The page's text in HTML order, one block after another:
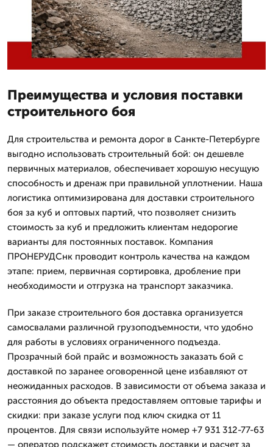
Преимущества и условия поставки
строительного боя
Для строительства и ремонта дорог в Санкте-Петербурге
выгодно использовать строительный бой: он дешевле
первичных материалов, обеспечивает хорошую несущую
способность и дренаж при правильной уплотнении. Наша
логистика оптимизирована для доставки строительного
боя за куб и оптовых партий, что позволяет снизить
стоимость за куб и предложить клиентам недорогие
варианты для постоянных поставок. Компания
ПРОНЕРУДСнк проводит контроль качества на каждом
этапе: прием, первичная сортировка, дробление при
необходимости и отгрузка на транспорт заказчика.
При заказе строительного боя доставка организуется
самосвалами различной грузоподъемности, что удобно
для работы в условиях ограниченного подъезда.
Прозрачный бой прайс и возможность заказать бой с
доставкой по заранее оговоренной цене избавляют от
неожиданных расходов. В зависимости от объема заказа и
расстояния до объекта предоставляем оптовые тарифы и
скидки: при заказе услуги под ключ скидка от 11
процентов. Для связи используйте номер +7 931 312-77-63
— оператор подскажет стоимость доставки и расчет за